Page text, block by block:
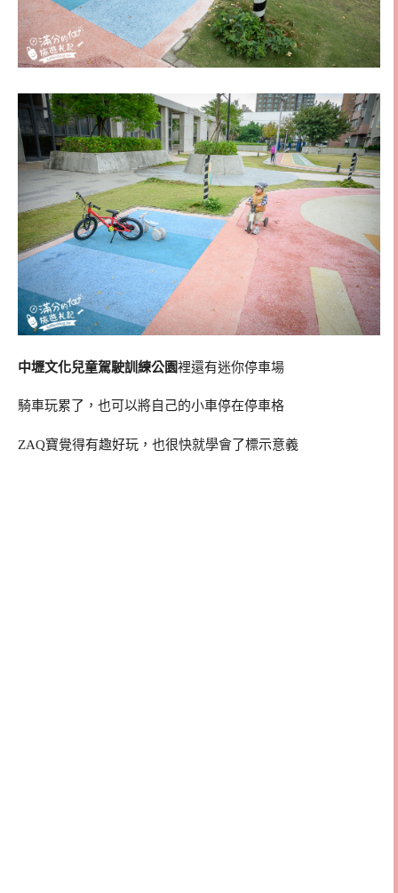
中壢文化兒童駕駛訓練公園裡還有迷你停車場
騎車玩累了，也可以將自己的小車停在停車格
ZAQ寶覺得有趣好玩，也很快就學會了標示意義